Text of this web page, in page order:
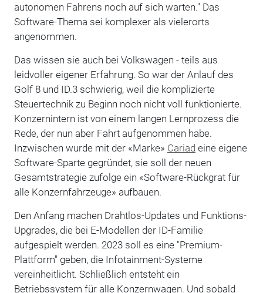
autonomen Fahrens noch auf sich warten." Das
Software-Thema sei komplexer als vielerorts
angenommen.
Das wissen sie auch bei Volkswagen - teils aus
leidvoller eigener Erfahrung. So war der Anlauf des
Golf 8 und ID.3 schwierig, weil die komplizierte
Steuertechnik zu Beginn noch nicht voll funktionierte.
Konzernintern ist von einem langen Lernprozess die
Rede, der nun aber Fahrt aufgenommen habe.
Inzwischen wurde mit der «Marke» Cariad eine eigene
Software-Sparte gegründet, sie soll der neuen
Gesamtstrategie zufolge ein «Software-Rückgrat für
alle Konzernfahrzeuge» aufbauen.
Den Anfang machen Drahtlos-Updates und Funktions-
Upgrades, die bei E-Modellen der ID-Familie
aufgespielt werden. 2023 soll es eine "Premium-
Plattform" geben, die Infotainment-Systeme
vereinheitlicht. Schließlich entsteht ein
Betriebssystem für alle Konzernwagen. Und sobald